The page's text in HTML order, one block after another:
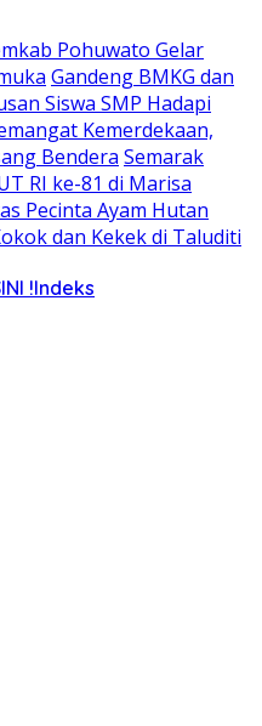
Pohuwato Gelar
Gandeng BMKG dan
Siswa SMP Hadapi
Kemerdekaan,
Bendera Semarak
RI ke-81 di Marisa
Pecinta Ayam Hutan
dan Kekek di Taluditi
!Indeks